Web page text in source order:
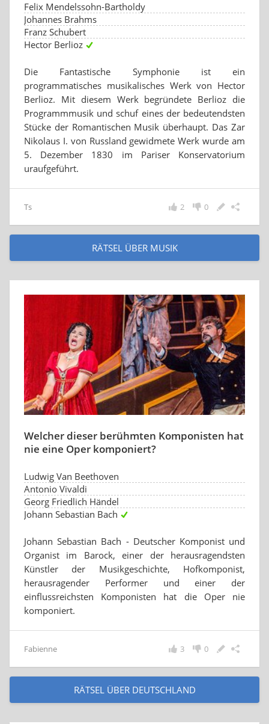
Felix Mendelssohn-Bartholdy
Johannes Brahms
Franz Schubert
Hector Berlioz
Die Fantastische Symphonie ist ein
programmatisches musikalisches Werk von Hector
Berlioz. Mit diesem Werk begründete Berlioz die
Programmmusik und schuf eines der bedeutendsten
Stücke der Romantischen Musik überhaupt. Das Zar
Nikolaus I. von Russland gewidmete Werk wurde am
5. Dezember 1830 im Pariser Konservatorium
uraufgeführt.
Ts 0
2
RÄTSEL ÜBER MUSIK
Welcher dieser berühmten Komponisten hat
nie eine Oper komponiert?
Ludwig Van Beethoven
Antonio Vivaldi
Georg Friedlich Händel
Johann Sebastian Bach
Johann Sebastian Bach - Deutscher Komponist und
Organist im Barock, einer der herausragendsten
Künstler der Musikgeschichte, Hofkomponist,
herausragender Performer und einer der
einflussreichsten Komponisten hat die Oper nie
komponiert.
Fabienne 0
3
RÄTSEL ÜBER DEUTSCHLAND